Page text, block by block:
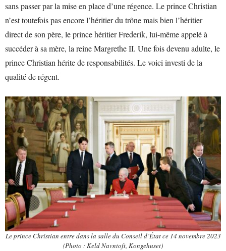
sans passer par la mise en place d’une régence. Le prince Christian
n’est toutefois pas encore l’héritier du trône mais bien l’héritier
direct de son père, le prince héritier Frederik, lui-même appelé à
succéder à sa mère, la reine Margrethe II. Une fois devenu adulte, le
prince Christian hérite de responsabilités. Le voici investi de la
qualité de régent.
Le prince Christian entre dans la salle du Conseil d’État ce 14 novembre 2023
(Photo : Keld Navntoft, Kongehuset)